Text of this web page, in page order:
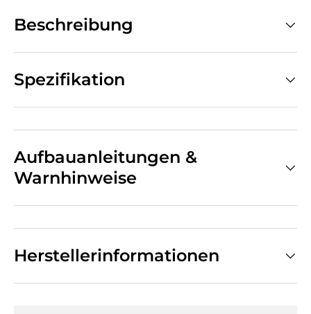
Beschreibung
Spezifikation
Aufbauanleitungen &
Warnhinweise
Herstellerinformationen